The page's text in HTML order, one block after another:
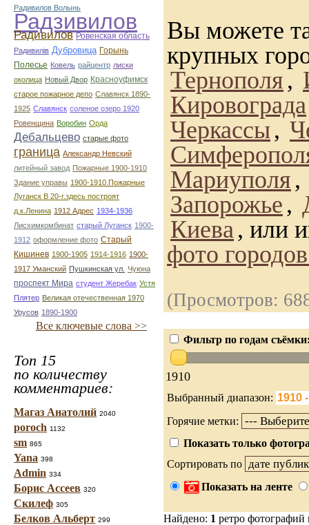
Радивилов Волынь
Радзивилов
Радивилов Ровенская область
Радивилiв Дубровица Горынь
Полесье Ковель райцентр лиски
околица Новый Двор Красноуфимск
старое пожарное депо Славянск 1890-
1925 Славянск соленое озеро 1920
Ровенщина Воробин Орда
Дебальцево старые фото
граница Александр Невский
литейный завод Пожарные.1900-1910
Здание управы 1900-1910.Пожарные
Луганск В 20-г.здесь построят
д.к.Ленина 1912 Адрес 1934-1936
Лисхимкомбинат старый Луганск 1900-
1912 оформление фото Старый
Кишинев 1900-1905 1914-1916 1900-
1917 Уманский Пушкинская ул. Чуюна
проспект Мира студент Жеребак Устя
Плятер Великая отечественная 1970
Урусов 1890-1900
Все ключевые слова >>
Топ 15
по количеству
комментариев:
Магаз Анатолий 2040
poroch 1132
sm 865
Yana 398
Admin 334
Борис Ассеев 320
Скилеф 305
Белков Альберт 299
Вы можете
крупных
Тернополя ,
Кировограда
Черкассы,
Мариуполя ,
Запорожье ,
Киева, или
фото
(Просмотров:
Фильтр по годам
1910
Выбранный диапазон:
Горячие метки:
Показать только
Сортировать по
Показать на ленте
Найдено: 1 ретро